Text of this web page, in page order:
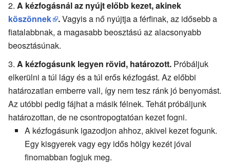
A kézfogásnál az nyújt előbb kezet, akinek
köszönnek
.Vagyis a nő nyújtja a férfinak, az idősebb a
fiatalabbnak, a magasabb beosztású az alacsonyabb
beosztásúnak.
A kézfogásunk legyen rövid, határozott. Próbáljuk
elkerülni a túl lágy és a túl erős kézfogást. Az előbbi
határozatlan emberre vall, így nem tesz ránk jó benyomást.
Az utóbbi pedig fájhat a másik félnek. Tehát próbáljunk
határozottan, de ne csontropogtatóan kezet fogni.
A kézfogásunk igazodjon ahhoz, akivel kezet fogunk.
Egy kisgyerek vagy egy idős hölgy kezét jóval
finomabban fogjuk meg.